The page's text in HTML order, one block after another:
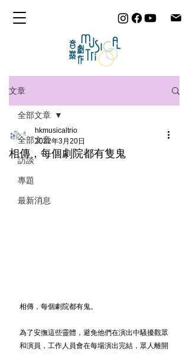
文章
全部文章
訪談
專題
最新消息
全部文章
相傳，每個劇院都有隻鬼
hkmusicaltrio
2022年3月20日
相傳，每個劇院都有鬼。
為了安撫這些靈體，避免他們在演出中騷擾觀眾
和演員，工作人員會在每場演出完結，眾人離開